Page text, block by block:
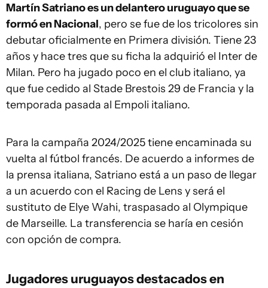
Martín Satriano es un delantero uruguayo que se
formó en Nacional, pero se fue de los tricolores sin
debutar oficialmente en Primera división. Tiene 23
años y hace tres que su ficha la adquirió el Inter de
Milan. Pero ha jugado poco en el club italiano, ya
que fue cedido al Stade Brestois 29 de Francia y la
temporada pasada al Empoli italiano.
Para la campaña 2024/2025 tiene encaminada su
vuelta al fútbol francés. De acuerdo a informes de
la prensa italiana, Satriano está a un paso de llegar
a un acuerdo con el Racing de Lens y será el
sustituto de Elye Wahi, traspasado al Olympique
de Marseille. La transferencia se haría en cesión
con opción de compra.
Jugadores uruguayos destacados en